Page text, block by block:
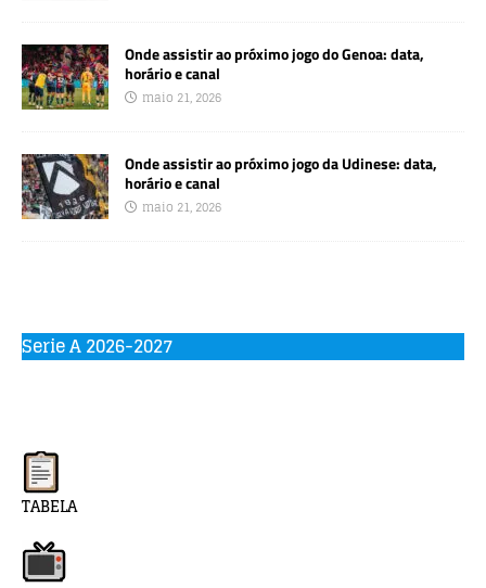
Onde assistir ao próximo jogo do Genoa: data,
horário e canal
maio 21, 2026
Onde assistir ao próximo jogo da Udinese: data,
horário e canal
maio 21, 2026
Serie A 2026-2027
TABELA